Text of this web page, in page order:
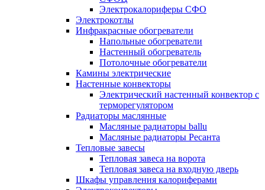
Электрокалориферы СФО
Электрокотлы
Инфракрасные обогреватели
Напольные обогреватели
Настенный обогреватель
Потолочные обогреватели
Камины электрические
Настенные конвекторы
Электрический настенный конвектор с
терморегулятором
Радиаторы маслянные
Масляные радиаторы ballu
Масляные радиаторы Ресанта
Тепловые завесы
Тепловая завеса на ворота
Тепловая завеса на входную дверь
Шкафы управления калориферами